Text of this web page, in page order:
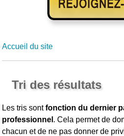
Accueil du site
Tri des résultats
Les tris sontfonction du dernier
professionnel . Cela permet de
chacun et de ne pas donner de